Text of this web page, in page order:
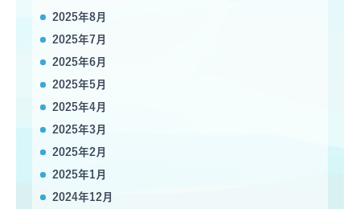
2025年8月
2025年7月
2025年6月
2025年5月
2025年4月
2025年3月
2025年2月
2025年1月
2024年12月